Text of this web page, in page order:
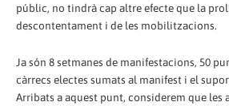
públic, no tindrà cap altre efecte que la
descontentament i de les mobilitzacions.
Ja són 8 setmanes de manifestacions, 50
càrrecs electes sumats al manifest i el
Arribats a aquest punt, considerem que les